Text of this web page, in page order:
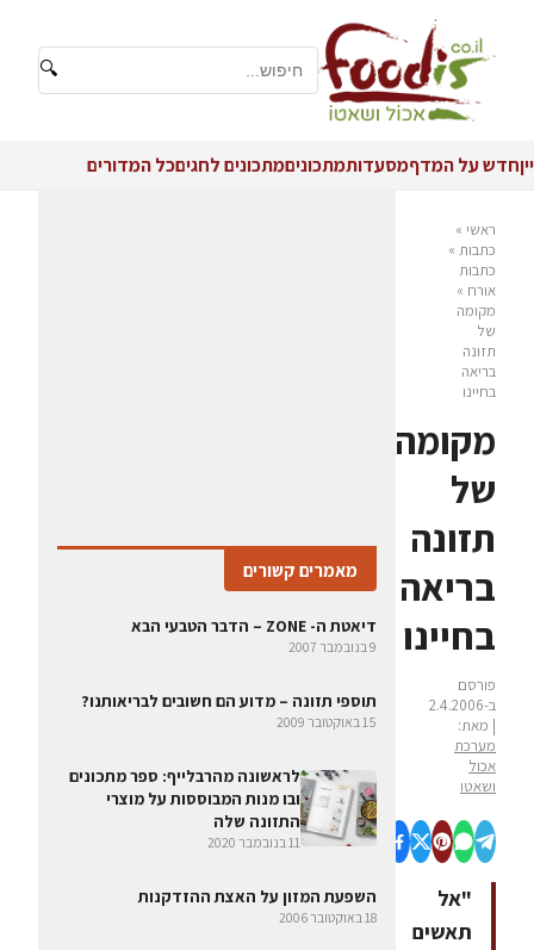
🔍
ייןחדש על המדףמסעדותמתכוניםמתכונים לחגיםכל המדורים
ראשי »
כתבות »
כתבות
אורח »
מקומה
של
תזונה
בריאה
בחיינו
מקומה
של
תזונה
בריאה
בחיינו
פורסם
ב-2.4.2006
| מאת:
מערכת
אכול
ושאטו
"אל
תאשים
מאמרים קשורים
דיאטת ה- ZONE – הדבר הטבעי הבא
9 בנובמבר 2007
תוספי תזונה – מדוע הם חשובים לבריאותנו?
15 באוקטובר 2009
לראשונה מהרבלייף: ספר מתכונים
ובו מנות המבוססות על מוצרי
התזונה שלה
11 בנובמבר 2020
השפעת המזון על האצת ההזדקנות
18 באוקטובר 2006